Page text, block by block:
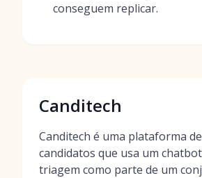
conseguem replicar.
Canditech
Canditech é uma plataforma
candidatos que usa um
triagem como parte de um